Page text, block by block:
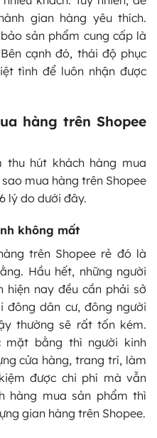
gian hàng yêu thích.
sản phẩm cung cấp là
cạnh đó, thái độ phục
tình để luôn nhận được
hàng trên Shopee
thu hút khách hàng mua
mua hàng trên Shopee
lý do dưới đây.
không mất
trên Shopee rẻ đó là
Hầu hết, những người
hiện nay đều cần phải sở
đông dân cư, đông người
thường sẽ rất tốn kém.
mặt bằng thì người kinh
cửa hàng, trang trí, làm
được chi phí mà vẫn
hàng mua sản phẩm thì
gian hàng trên Shopee.